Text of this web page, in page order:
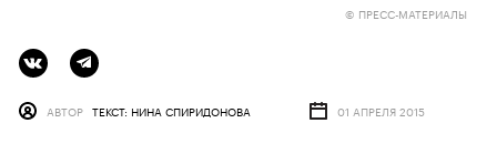
© ПРЕСС-МАТЕРИАЛЫ
АВТОР ТЕКСТ: НИНА СПИРИДОНОВА 01 АПРЕЛЯ 2015